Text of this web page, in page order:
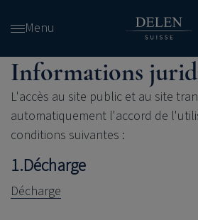
au
contenu
Menu
Informations
L'accès au site public et au site
automatiquement l'accord de
conditions suivantes :
1.Décharge
Décharge